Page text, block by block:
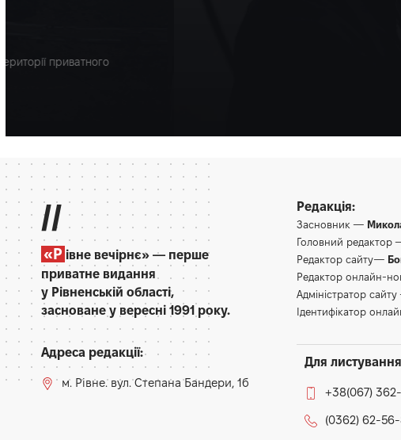
Поліція Вінницької області оприлюднила попередні обставини смерті
//
«Р івне вечірнє» — перше
приватне видання
у Рівненській області,
засноване у вересні 1991 року.
Адреса редакції:
м. Рівне. вул. Степана Бандери, 1б
Редакція:
Засновник —
Головний редактор
Редактор сайту—
Редактор онлайн-
Адміністратор
Ідентифікатор
Для
+38(067)
(0362) 62-